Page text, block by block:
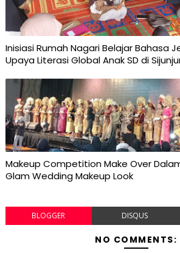
Inisiasi Rumah Nagari Belajar Bahasa
Upaya Literasi Global Anak SD di
Makeup Competition Make Over
Glam Wedding Makeup Look
BLOGGER DISQUS
NO COMMENTS: